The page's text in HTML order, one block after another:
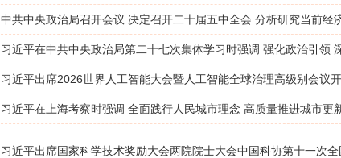
中共中央政治局召开会议 决定召开二十届五中全会 分析研究当前
习近平在中共中央政治局第二十七次集体学习时强调 强化政治引领
习近平出席2026世界人工智能大会暨人工智能全球治理高级别会议
习近平在上海考察时强调 全面践行人民城市理念 高质量推进城市更
习近平出席国家科学技术奖励大会两院院士大会中国科协第十一次